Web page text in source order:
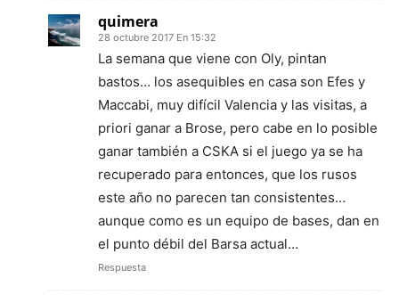
quimera
28 octubre 2017 En 15:32
La semana que viene con Oly, pintan
bastos… los asequibles en casa son Efes y
Maccabi, muy difícil Valencia y las visitas, a
priori ganar a Brose, pero cabe en lo posible
ganar también a CSKA si el juego ya se ha
recuperado para entonces, que los rusos
este año no parecen tan consistentes…
aunque como es un equipo de bases, dan en
el punto débil del Barsa actual…
Respuesta